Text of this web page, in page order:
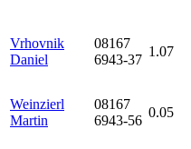
Vrhovnik
Daniel
08167
6943-37
1.07
Weinzierl
Martin
08167
6943-56
0.05